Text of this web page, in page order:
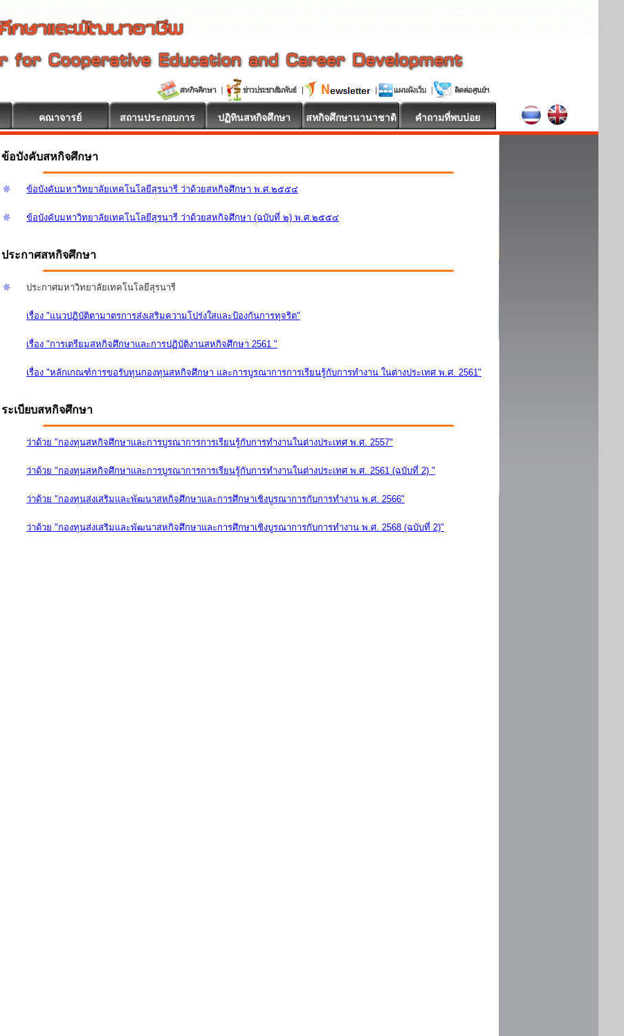
คณาจารย์ สถานประกอบการ ปฏิทินสหกิจศึกษา สหกิจศึกษานานาชาติ คำถามที่พบบ่อย
ข้อบังคับสหกิจศึกษา
ข้อบังคับมหาวิทยาลัยเทคโนโลยีสุรนารี ว่าด้วยสหกิจศึกษา พ.ศ.๒๕๕๔
ข้อบังคับมหาวิทยาลัยเทคโนโลยีสุรนารี ว่าด้วยสหกิจศึกษา (ฉบับที่ ๒) พ.ศ.๒๕๕๔
ประกาศสหกิจศึกษา
ประกาศมหาวิทยาลัยเทคโนโลยีสุรนารี
เรื่อง "แนวปฏิบัติตามาตรการส่งเสริมความโปร่งใสและป้องกันการทุจริต"
เรื่อง "การเตรียมสหกิจศึกษาและการปฏิบัติงานสหกิจศึกษา 2561 "
เรื่อง "หลักเกณฑ์การขอรับทุนกองทุนสหกิจศึกษา และการบูรณาการการเรียนรู้กับการทำงาน ในต่างประเทศ พ.ศ. 2561"
ระเบียบสหกิจศึกษา
ว่าด้วย "กองทุนสหกิจศึกษาและการบูรณาการการเรียนรู้กับการทำงานในต่างประเทศ พ.ศ. 2557"
ว่าด้วย "กองทุนสหกิจศึกษาและการบูรณาการการเรียนรู้กับการทำงานในต่างประเทศ พ.ศ. 2561 (ฉบับที่ 2) "
ว่าด้วย "กองทุนส่งเสริมและพัฒนาสหกิจศึกษาและการศึกษาเชิงบูรณาการกับการทำงาน พ.ศ. 2566"
ว่าด้วย "กองทุนส่งเสริมและพัฒนาสหกิจศึกษาและการศึกษาเชิงบูรณาการกับการทำงาน พ.ศ. 2568 (ฉบับที่ 2)"